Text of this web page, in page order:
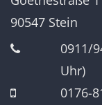
90547 Stein
0911/
Uhr)
0176-